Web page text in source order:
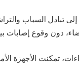
تبادل السباب
دون وقوع إصابات
تمكنت الأجهزة